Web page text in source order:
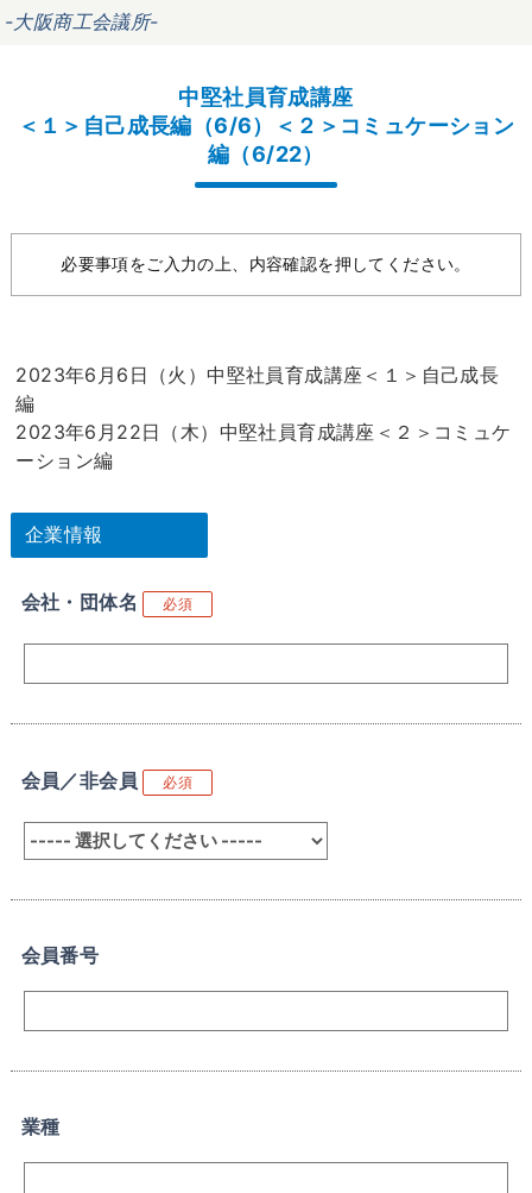
-大阪商工会議所-
中堅社員育成講座
＜１＞自己成長編（6/6）＜２＞コミュケーション
編（6/22）
必要事項をご入力の上、内容確認を押してください。
2023年6月6日（火）中堅社員育成講座＜１＞自己成長
編
2023年6月22日（木）中堅社員育成講座＜２＞コミュケ
ーション編
企業情報
会社・団体名 必須
会員／非会員 必須
会員番号
業種